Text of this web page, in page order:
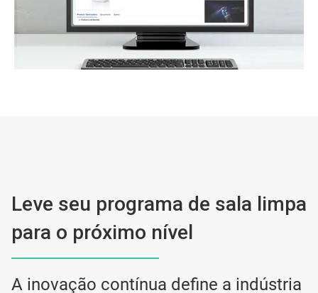
Leve seu programa de sala limpa
para o próximo nível
A inovação contínua define a indústria